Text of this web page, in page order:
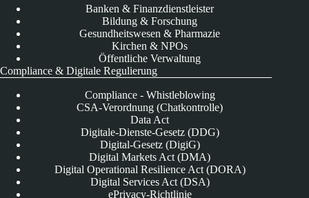
Banken & Finanzdienstleister
Bildung & Forschung
Gesundheitswesen & Pharmazie
Kirchen & NPOs
Öffentliche Verwaltung
Compliance & Digitale Regulierung
Compliance - Whistleblowing
CSA-Verordnung (Chatkontrolle)
Data Act
Digitale-Dienste-Gesetz (DDG)
Digital-Gesetz (DigiG)
Digital Markets Act (DMA)
Digital Operational Resilience Act (DORA)
Digital Services Act (DSA)
ePrivacy-Richtlinie